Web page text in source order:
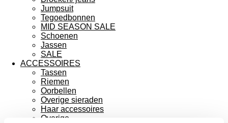
Jumpsuit
Tegoedbonnen
MID SEASON SALE
Schoenen
Jassen
SALE
ACCESSOIRES
Tassen
Riemen
Oorbellen
Overige sieraden
Haar accessoires
Overige